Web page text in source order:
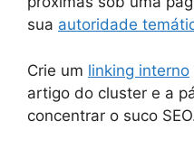
sua autoridade
Crie um linking interno
artigo do cluster e a
concentrar o suco